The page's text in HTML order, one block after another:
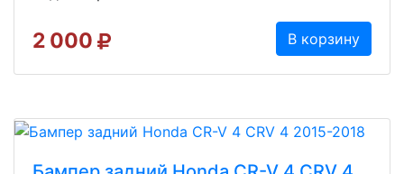
2 000 В корзину